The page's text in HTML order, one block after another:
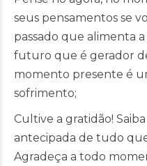
seus pensamentos se
passado que alimenta
futuro que é gerador
momento presente é
sofrimento;
Cultive a gratidão!
antecipada de tudo
Agradeça a todo